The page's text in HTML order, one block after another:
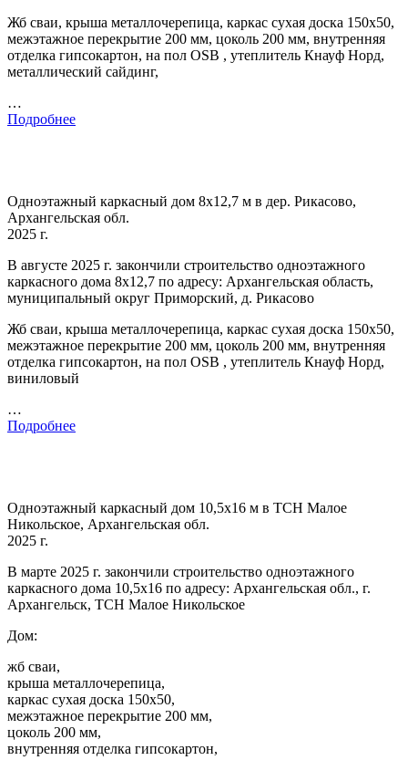
Жб сваи, крыша металлочерепица, каркас сухая доска 150х50,
межэтажное перекрытие 200 мм, цоколь 200 мм, внутренняя
отделка гипсокартон, на пол OSB , утеплитель Кнауф Норд,
металлический сайдинг,
…
Подробнее
Одноэтажный каркасный дом 8х12,7 м в дер. Рикасово,
Архангельская обл.
2025 г.
В августе 2025 г. закончили строительство одноэтажного
каркасного дома 8х12,7 по адресу: Архангельская область,
муниципальный округ Приморский, д. Рикасово
Жб сваи, крыша металлочерепица, каркас сухая доска 150х50,
межэтажное перекрытие 200 мм, цоколь 200 мм, внутренняя
отделка гипсокартон, на пол OSB , утеплитель Кнауф Норд,
виниловый
…
Подробнее
Одноэтажный каркасный дом 10,5х16 м в ТСН Малое
Никольское, Архангельская обл.
2025 г.
В марте 2025 г. закончили строительство одноэтажного
каркасного дома 10,5х16 по адресу: Архангельская обл., г.
Архангельск, ТСН Малое Никольское
Дом:
жб сваи,
крыша металлочерепица,
каркас сухая доска 150х50,
межэтажное перекрытие 200 мм,
цоколь 200 мм,
внутренняя отделка гипсокартон,